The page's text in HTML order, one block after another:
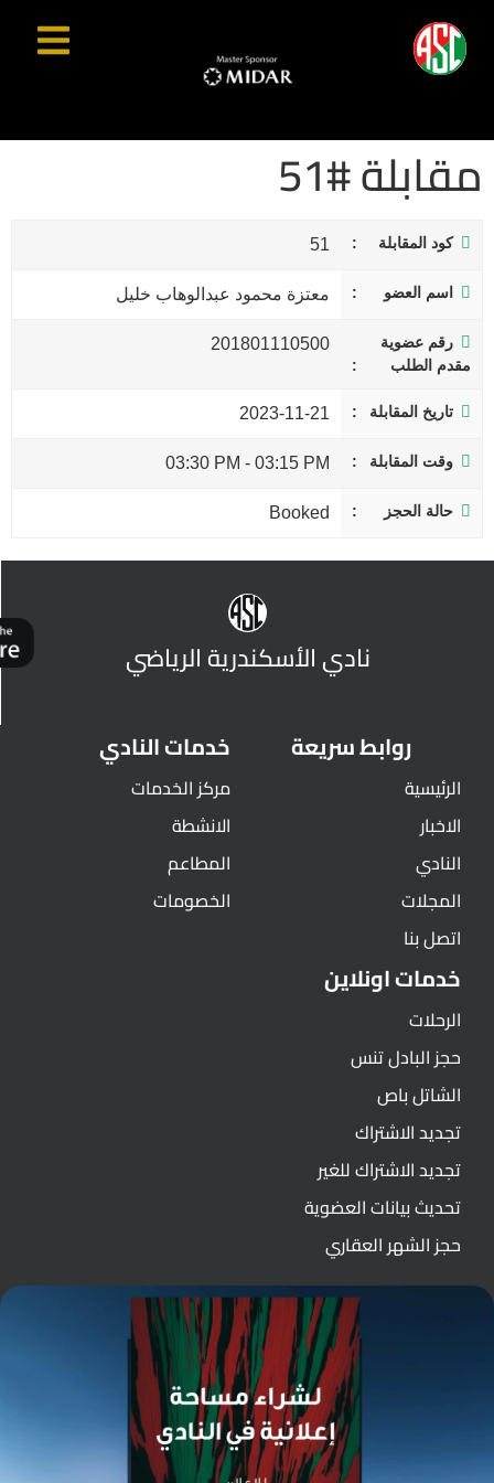
مقابلة #51
كود المقابلة 51
اسم العضو معتزة محمود عبدالوهاب خليل
رقم عضوية
مقدم الطلب
201801110500
تاريخ المقابلة 2023-11-21
وقت المقابلة 03:15 PM
-
03:30 PM
حالة الحجز Booked
نادي الأسكندرية الرياضي
روابط سريعة
الرئيسية
الاخبار
النادي
المجلات
اتصل بنا
خدمات النادي
مركز الخدمات
الانشطة
المطاعم
الخصومات
خدمات اونلاين
الرحلات
حجز البادل تنس
الشاتل باص
تجديد الاشتراك
تجديد الاشتراك للغير
تحديث بيانات العضوية
حجز الشهر العقاري